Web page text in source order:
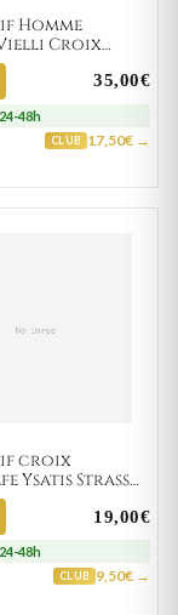
Homme
Croix
35,00€
48h
CLUB 17,50€ →
croix
Ysatis Strass
19,00€
48h
CLUB 9,50€ →